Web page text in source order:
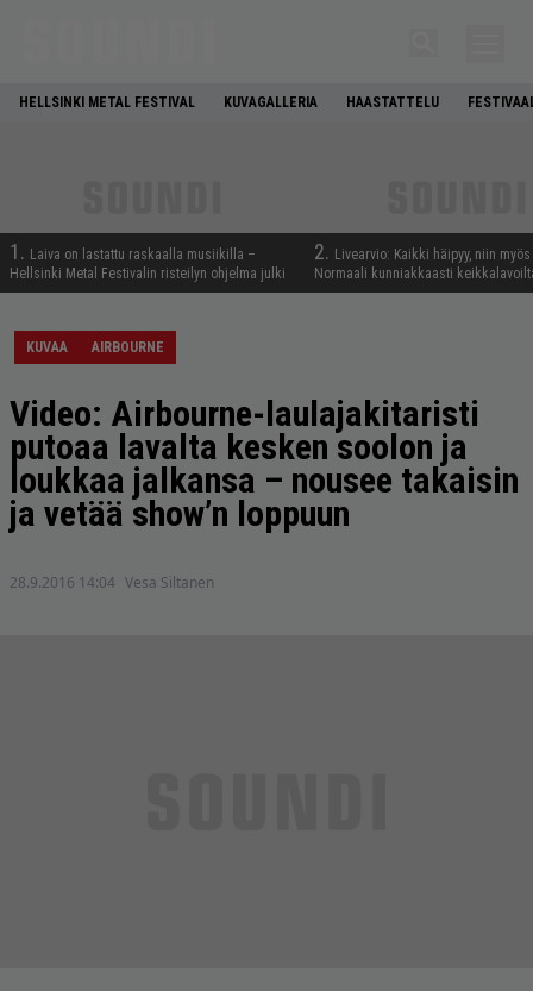
HELLSINKI METAL FESTIVAL KUVAGALLERIA HAASTATTELU
1. Laiva on lastattu raskaalla musiikilla –
Hellsinki Metal Festivalin risteilyn ohjelma julki
2. Livearvio: Kaikki häipyy, niin myös
Normaali kunniakkaasti
KUVAA AIRBOURNE
Video: Airbourne-laulajakitaristi
putoaa lavalta kesken soolon ja
loukkaa jalkansa – nousee takaisin
ja vetää show’n loppuun
28.9.2016 14:04 Vesa Siltanen